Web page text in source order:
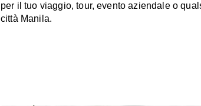
per il tuo viaggio, tour, evento aziendale o
città Manila.